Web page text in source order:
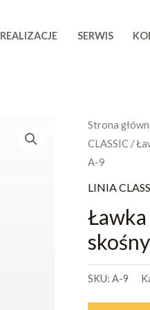
REALIZACJE SERWIS
Strona
CLASSIC /
A-9
LINIA
SKU: A-9